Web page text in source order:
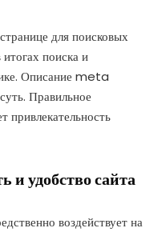
для поисковых
поиска и
Описание meta
Правильное
привлекательность
и удобство сайта
воздействует на